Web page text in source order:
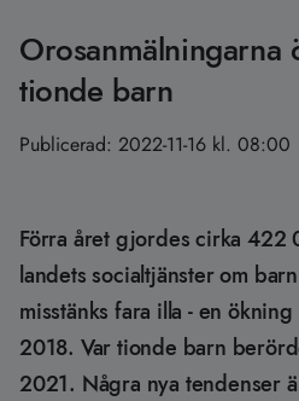
tionde barn
Publicerad: 2022-11-16 kl. 08:00
Förra året gjordes cirka 422
landets socialtjänster om
misstänks fara illa - en
2018. Var tionde barn
2021. Några nya tendenser